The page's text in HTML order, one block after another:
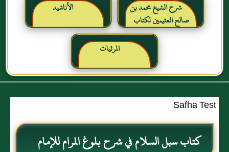
شرح الشيخ محمد بن
صالح العثيمين لكتاب
رياض الصالحين للإمام
النووي رحمهم الله تعالى
الأناشيد
المرئيات
Safha Test
كتاب سبل السلام في شرح بلوغ المرام للإمام